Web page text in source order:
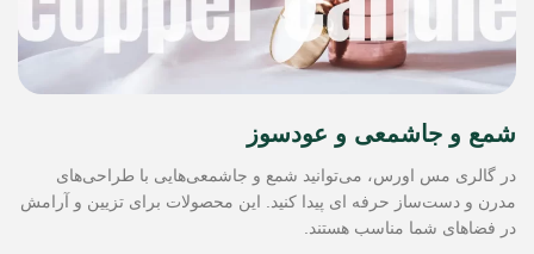
شمع و جاشمعی و عودسوز
در گالری مس اورس، می‌توانید شمع و جاشمعی‌هایی با طراحی‌های
مدرن و دست‌ساز حرفه ای پیدا کنید. این محصولات برای تزیین و آرامش
در فضاهای شما مناسب هستند.